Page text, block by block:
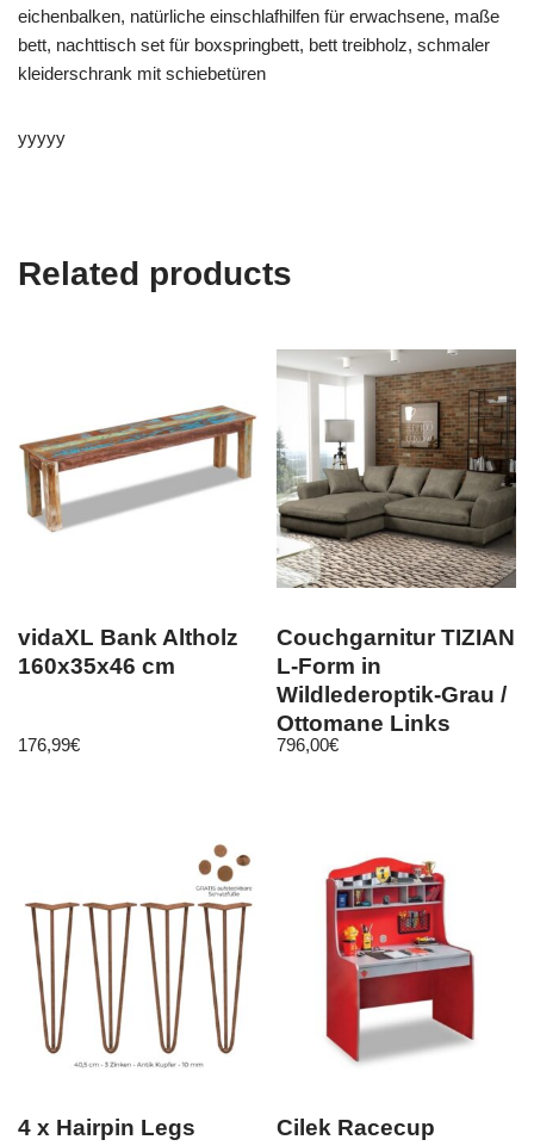
eichenbalken, natürliche einschlafhilfen für erwachsene, maße
bett, nachttisch set für boxspringbett, bett treibholz, schmaler
kleiderschrank mit schiebetüren
yyyyy
Related products
vidaXL Bank Altholz
160x35x46 cm
176,99€
Couchgarnitur TIZIAN
L-Form in
Wildlederoptik-Grau /
Ottomane Links
796,00€
4 x Hairpin Legs
Cilek Racecup